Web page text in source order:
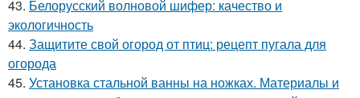
43. Белорусский волновой шифер: качество и
экологичность
44. Защитите свой огород от птиц: рецепт пугала для
огорода
45. Установка стальной ванны на ножках. Материалы и